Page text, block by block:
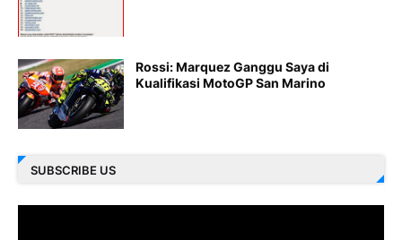
Rossi: Marquez Ganggu Saya di
Kualifikasi MotoGP San Marino
SUBSCRIBE US